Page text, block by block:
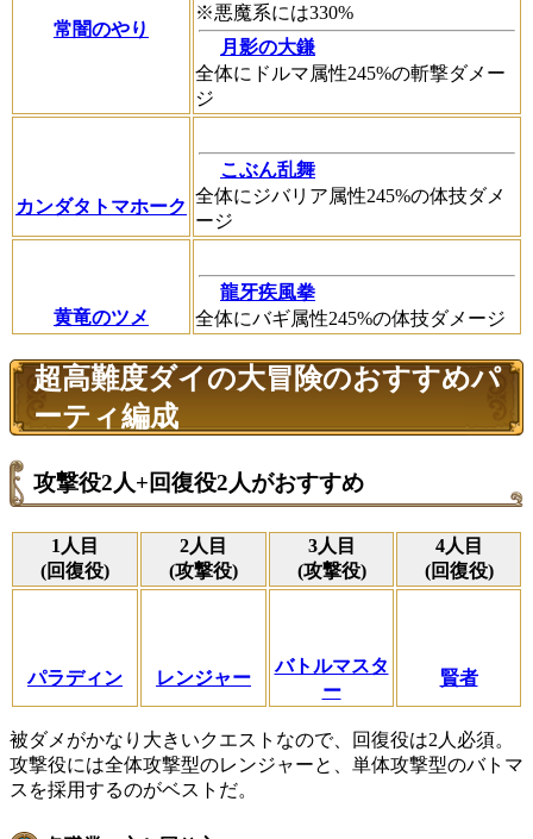
常闇のやり
※悪魔系には330%
月影の大鎌
全体にドルマ属性245%の斬撃ダメー
ジ
カンダタトマホーク
こぶん乱舞
全体にジバリア属性245%の体技ダメ
ージ
黄竜のツメ
龍牙疾風拳
全体にバギ属性245%の体技ダメージ
超高難度ダイの大冒険のおすすめパ
ーティ編成
攻撃役2人+回復役2人がおすすめ
1人目
(回復役)
2人目
(攻撃役)
3人目
(攻撃役)
4人目
(回復役)
パラディン レンジャー
バトルマスタ
ー
賢者
被ダメがかなり大きいクエストなので、回復役は2人必須。
攻撃役には全体攻撃型のレンジャーと、単体攻撃型のバトマ
スを採用するのがベストだ。